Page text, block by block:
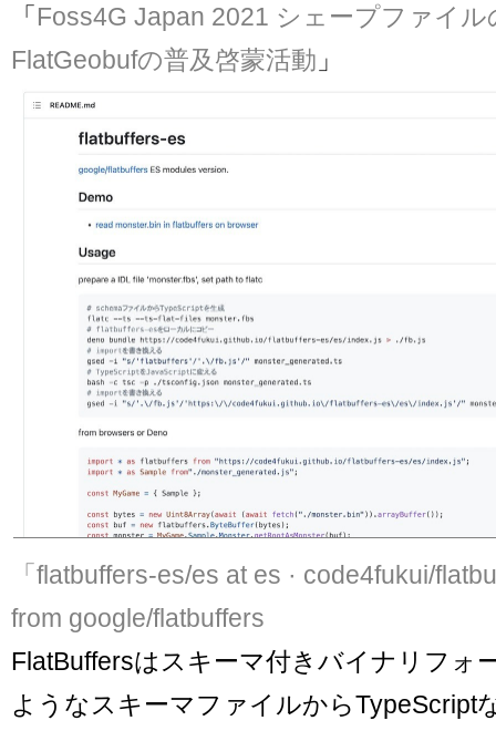
「Foss4G Japan 2021 シェープファイル
FlatGeobufの普及啓蒙活動 」
「flatbuffers-es/es at es · code4fukui/
from google/flatbuffers
FlatBuffersはスキーマ付きバイナリフォ
ようなスキーマファイルからTypeScript